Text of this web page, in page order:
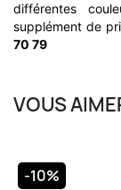
différentes
supplément de
70 79
VOUS
-10%